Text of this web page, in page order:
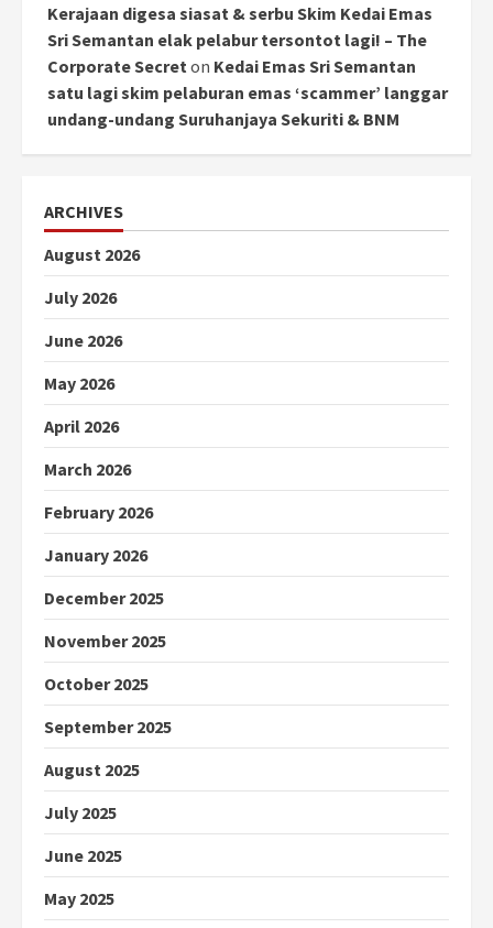
Kerajaan digesa siasat & serbu Skim Kedai Emas
Sri Semantan elak pelabur tersontot lagi! – The
Corporate Secreton Kedai Emas Sri Semantan
satu lagi skim pelaburan emas ‘scammer’ langgar
undang-undang Suruhanjaya Sekuriti & BNM
ARCHIVES
August 2026
July 2026
June 2026
May 2026
April 2026
March 2026
February 2026
January 2026
December 2025
November 2025
October 2025
September 2025
August 2025
July 2025
June 2025
May 2025